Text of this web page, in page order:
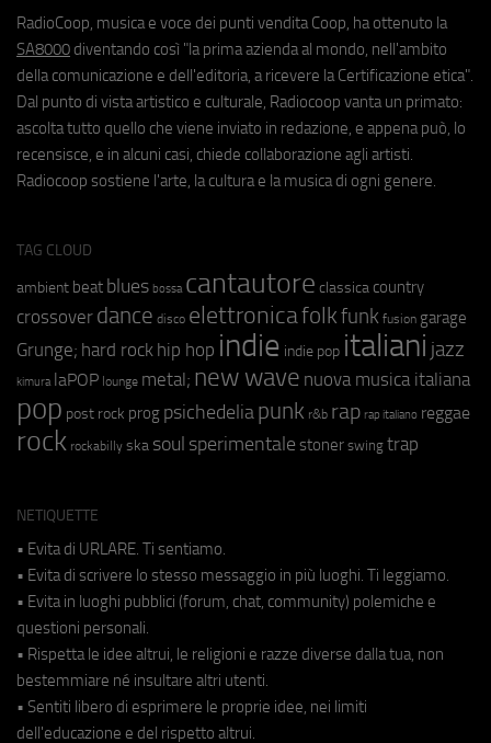
RadioCoop, musica e voce dei punti vendita Coop, ha ottenuto la
SA8000 diventando così "la prima azienda al mondo, nell'ambito
della comunicazione e dell'editoria, a ricevere la Certificazione etica".
Dal punto di vista artistico e culturale, Radiocoop vanta un primato:
ascolta tutto quello che viene inviato in redazione, e appena può, lo
recensisce, e in alcuni casi, chiede collaborazione agli artisti.
Radiocoop sostiene l'arte, la cultura e la musica di ogni genere.
TAG CLOUD
ambient beat blues bossa cantautore classica country
crossover dance disco elettronicafolkfunk fusion garage
Grunge; hard rock hip hop indie indie pop italiani jazz
kimura laPOP lounge metal; new wave nuova musica italiana
pop post rock prog psichedeliapunk r&b rap rap italiano reggae
rock rockabilly ska soul sperimentale stoner swing trap
NETIQUETTE
• Evita di URLARE. Ti sentiamo.
• Evita di scrivere lo stesso messaggio in più luoghi. Ti leggiamo.
• Evita in luoghi pubblici (forum, chat, community) polemiche e
questioni personali.
• Rispetta le idee altrui, le religioni e razze diverse dalla tua, non
bestemmiare né insultare altri utenti.
• Sentiti libero di esprimere le proprie idee, nei limiti
dell'educazione e del rispetto altrui.